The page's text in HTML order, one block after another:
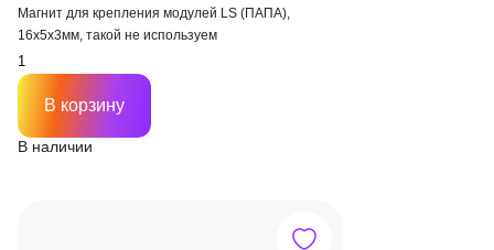
Магнит для крепления модулей LS (ПАПА),
16х5х3мм, такой не используем
В наличии
В корзину